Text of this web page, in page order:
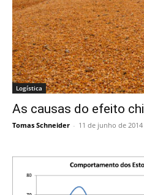
Logística
As causas do efeito
Tomas Schneider - 11 de junho de 2014